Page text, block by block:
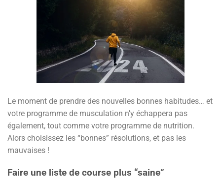
Le moment de prendre des nouvelles bonnes habitudes… et
votre programme de musculation n’y échappera pas
également, tout comme votre programme de nutrition.
Alors choisissez les “bonnes” résolutions, et pas les
mauvaises !
Faire une liste de course plus “saine”